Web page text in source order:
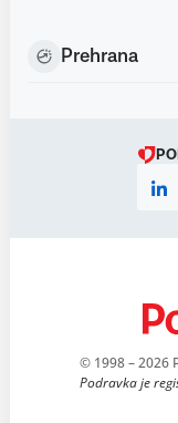
Prehrana
© 1998 – 2026
Podravka je